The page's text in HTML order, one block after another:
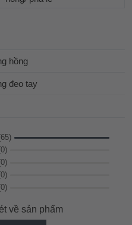
hồng
đeo tay
về sản phẩm